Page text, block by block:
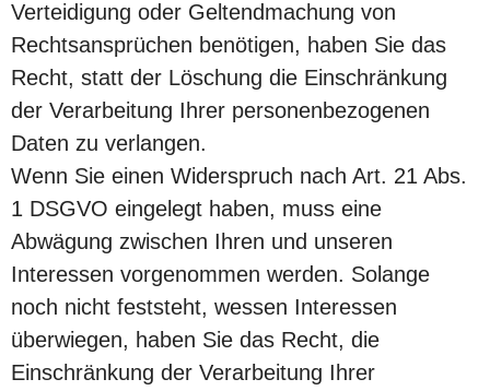
Verteidigung oder Geltendmachung von
Rechtsansprüchen benötigen, haben Sie das
Recht, statt der Löschung die Einschränkung
der Verarbeitung Ihrer personenbezogenen
Daten zu verlangen.
Wenn Sie einen Widerspruch nach Art. 21 Abs.
1 DSGVO eingelegt haben, muss eine
Abwägung zwischen Ihren und unseren
Interessen vorgenommen werden. Solange
noch nicht feststeht, wessen Interessen
überwiegen, haben Sie das Recht, die
Einschränkung der Verarbeitung Ihrer